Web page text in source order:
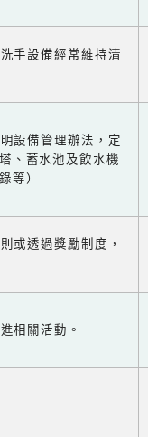
手設備經常維持清
設備管理辦法，定
、蓄水池及飲水機
等）
或透過獎勵制度，
相關活動。